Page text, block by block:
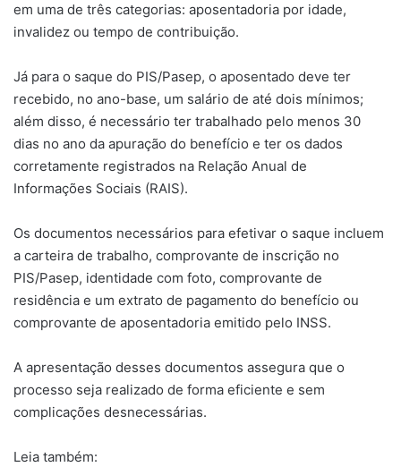
em uma de três categorias: aposentadoria por idade,
invalidez ou tempo de contribuição.
Já para o saque do PIS/Pasep, o aposentado deve ter
recebido, no ano-base, um salário de até dois mínimos;
além disso, é necessário ter trabalhado pelo menos 30
dias no ano da apuração do benefício e ter os dados
corretamente registrados na Relação Anual de
Informações Sociais (RAIS).
Os documentos necessários para efetivar o saque incluem
a carteira de trabalho, comprovante de inscrição no
PIS/Pasep, identidade com foto, comprovante de
residência e um extrato de pagamento do benefício ou
comprovante de aposentadoria emitido pelo INSS.
A apresentação desses documentos assegura que o
processo seja realizado de forma eficiente e sem
complicações desnecessárias.
Leia também: